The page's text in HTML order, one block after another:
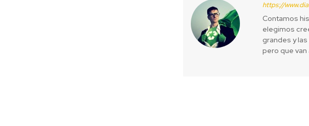
https://
Contamos
elegimos
grandes y
pero que van